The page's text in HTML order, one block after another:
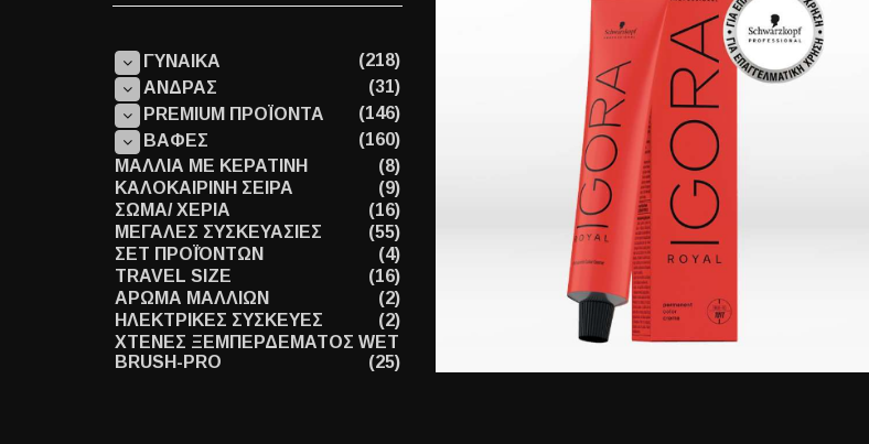
ΓΥΝΑΙΚΑ
(218)
ΑΝΔΡΑΣ
(31)
PREMIUM ΠΡΟΪΟΝΤΑ
(146)
ΒΑΦΕΣ
(160)
ΜΑΛΛΙΑ ΜΕ ΚΕΡΑΤΙΝΗ
(8)
ΚΑΛΟΚΑΙΡΙΝΗ ΣΕΙΡΑ
(9)
ΣΩΜΑ/ ΧΕΡΙΑ
(16)
ΜΕΓΑΛΕΣ ΣΥΣΚΕΥΑΣΙΕΣ
(55)
ΣΕΤ ΠΡΟΪΌΝΤΩΝ
(4)
TRAVEL SIZE
(16)
ΑΡΩΜΑ ΜΑΛΛΙΩΝ
(2)
ΗΛΕΚΤΡΙΚΕΣ ΣΥΣΚΕΥΕΣ
(2)
ΧΤΕΝΕΣ ΞΕΜΠΕΡΔΕΜΑΤΟΣ WET
BRUSH-PRO
(25)